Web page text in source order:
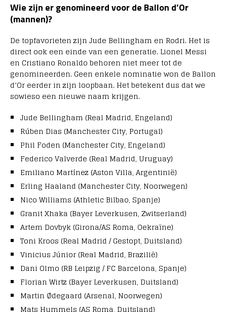
Wie zijn er genomineerd voor de Ballon d’Or
(mannen)?
De topfavorieten zijn Jude Bellingham en Rodri. Het is
direct ook een einde van een generatie. Lionel Messi
en Cristiano Ronaldo behoren niet meer tot de
genomineerden. Geen enkele nominatie won de Ballon
d’Or eerder in zijn loopbaan. Het betekent dus dat we
sowieso een nieuwe naam krijgen.
Jude Bellingham (Real Madrid, Engeland)
Rúben Dias (Manchester City, Portugal)
Phil Foden (Manchester City, Engeland)
Federico Valverde (Real Madrid, Uruguay)
Emiliano Martínez (Aston Villa, Argentinië)
Erling Haaland (Manchester City, Noorwegen)
Nico Williams (Athletic Bilbao, Spanje)
Granit Xhaka (Bayer Leverkusen, Zwitserland)
Artem Dovbyk (Girona/AS Roma, Oekraïne)
Toni Kroos (Real Madrid / Gestopt, Duitsland)
Vinicius Júnior (Real Madrid, Brazilië)
Dani Olmo (RB Leipzig / FC Barcelona, Spanje)
Florian Wirtz (Bayer Leverkusen, Duitsland)
Martin Ødegaard (Arsenal, Noorwegen)
Mats Hummels (AS Roma, Duitsland)